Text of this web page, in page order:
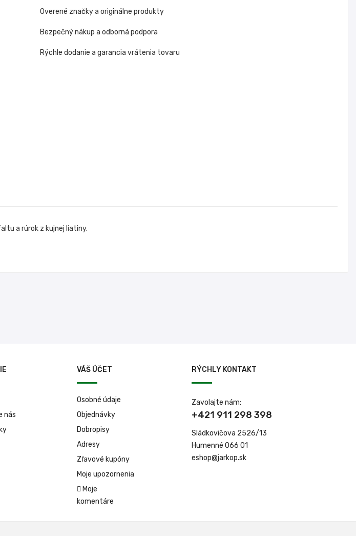
Overené značky a originálne produkty
Bezpečný nákup a odborná podpora
Rýchle dodanie a garancia vrátenia tovaru
a rúrok z kujnej liatiny.
nás
VÁŠ ÚČET
Osobné údaje
Objednávky
Dobropisy
Adresy
Zľavové kupóny
Moje upozornenia
Moje
komentáre
RÝCHLY KONTAKT
Zavolajte nám:
+421 911 298 398
Sládkovičova 2526/13
Humenné 066 01
eshop@jarkop.sk